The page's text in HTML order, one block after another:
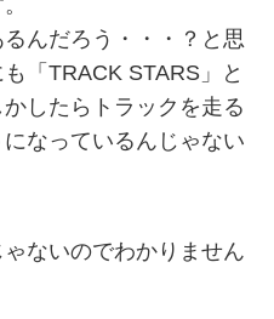
んだろう・・・？と思
「TRACK STARS」と
したらトラックを走る
なっているんじゃない
ないのでわかりません